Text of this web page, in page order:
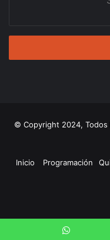
© Copyright 2024,
Inicio
Programación